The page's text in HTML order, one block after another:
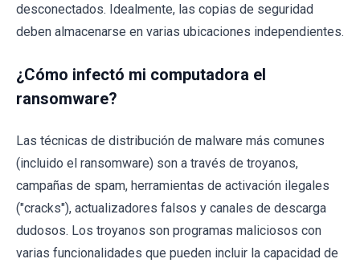
desconectados. Idealmente, las copias de seguridad
deben almacenarse en varias ubicaciones independientes.
¿Cómo infectó mi computadora el
ransomware?
Las técnicas de distribución de malware más comunes
(incluido el ransomware) son a través de troyanos,
campañas de spam, herramientas de activación ilegales
("cracks"), actualizadores falsos y canales de descarga
dudosos. Los troyanos son programas maliciosos con
varias funcionalidades que pueden incluir la capacidad de